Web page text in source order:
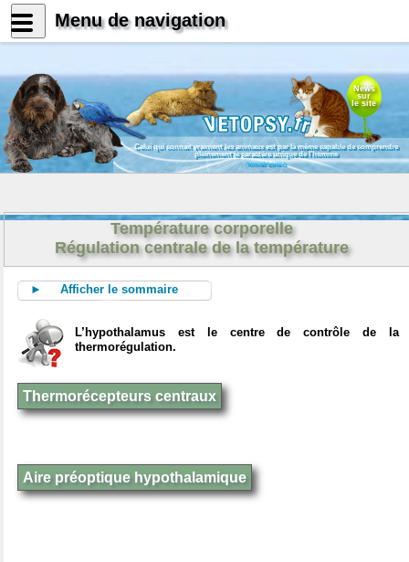
News
sur
le site
Celui qui connait vraiment les animaux est par là même capable de comprendre
pleinement le caractère unique de l'homme
Konrad Lorenz
Température corporelle
Régulation centrale de la température
► Afficher le sommaire
L’hypothalamus est le centre de contrôle de la
thermorégulation.
Thermorécepteurs centraux
Aire préoptique hypothalamique
Menu de navigation